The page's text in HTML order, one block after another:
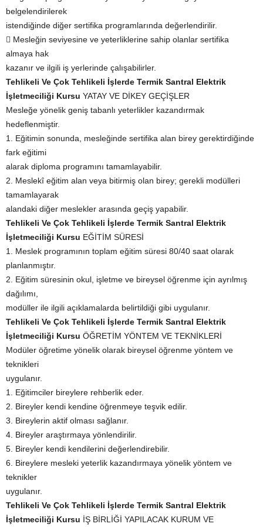
belgelendirilerek
istendiğinde diğer sertifika programlarında değerlendirilir.
 Mesleğin seviyesine ve yeterliklerine sahip olanlar sertifika
almaya hak
kazanır ve ilgili iş yerlerinde çalışabilirler.
Tehlikeli Ve Çok Tehlikeli İşlerde Termik Santral Elektrik
İşletmeciliği Kursu YATAY VE DİKEY GEÇİŞLER
Mesleğe yönelik geniş tabanlı yeterlikler kazandırmak
hedeflenmiştir.
1. Eğitimin sonunda, mesleğinde sertifika alan birey gerektirdiğinde
fark eğitimi
alarak diploma programını tamamlayabilir.
2. Meslekî eğitim alan veya bitirmiş olan birey; gerekli modülleri
tamamlayarak
alandaki diğer meslekler arasında geçiş yapabilir.
Tehlikeli Ve Çok Tehlikeli İşlerde Termik Santral Elektrik
İşletmeciliği Kursu EĞİTİM SÜRESİ
1. Meslek programının toplam eğitim süresi 80/40 saat olarak
planlanmıştır.
2. Eğitim süresinin okul, işletme ve bireysel öğrenme için ayrılmış
dağılımı,
modüller ile ilgili açıklamalarda belirtildiği gibi uygulanır.
Tehlikeli Ve Çok Tehlikeli İşlerde Termik Santral Elektrik
İşletmeciliği Kursu ÖĞRETİM YÖNTEM VE TEKNİKLERİ
Modüler öğretime yönelik olarak bireysel öğrenme yöntem ve
teknikleri
uygulanır.
1. Eğitimciler bireylere rehberlik eder.
2. Bireyler kendi kendine öğrenmeye teşvik edilir.
3. Bireylerin aktif olması sağlanır.
4. Bireyler araştırmaya yönlendirilir.
5. Bireyler kendi kendilerini değerlendirebilir.
6. Bireylere mesleki yeterlik kazandırmaya yönelik yöntem ve
teknikler
uygulanır.
Tehlikeli Ve Çok Tehlikeli İşlerde Termik Santral Elektrik
İşletmeciliği Kursu İŞ BİRLİĞİ YAPILACAK KURUM VE